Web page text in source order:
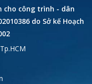
cho công trình - dân
do Sở kế Hoạch